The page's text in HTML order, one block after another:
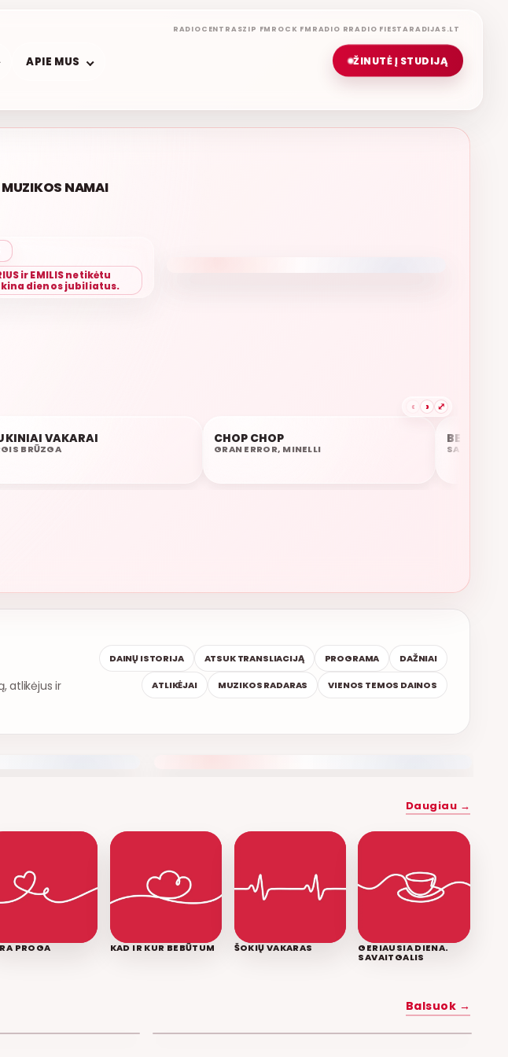
RADIOCENTRASZIP FM ROCK FM RADIO RRADIO FIESTARADIJAS.LT
ŽINUTĖ Į STUDIJĄ
APIE MUS
NAMAI
ir EMILIS netikėtu
dienos jubiliatus.
VAKARAI
BRŪZGA
07:07
CHOP CHOP
GRAN ERROR, MINELLI
BE TAVĘS
SAULIUS
‹ › ⤢
atlikėjus ir
DAINŲ ISTORIJA ATSUK TRANSLIACIJĄ PROGRAMA DAŽNIAI
ATLIKĖJAI MUZIKOS RADARAS VIENOS TEMOS DAINOS
Daugiau →
PROGA KAD IR KUR BEBŪTUM ŠOKIŲ VAKARAS GERIAUSIA DIENA.
SAVAITGALIS
Balsuok →